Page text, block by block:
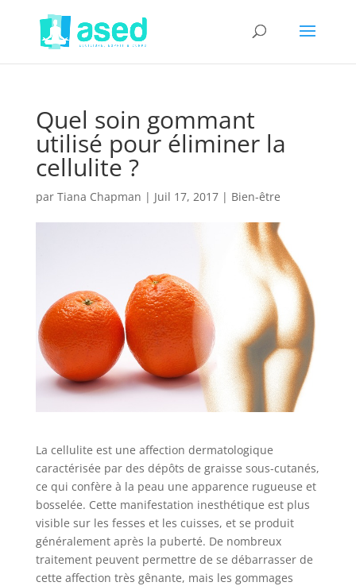
Quel soin gommant
utilisé pour éliminer la
cellulite ?
par Tiana Chapman | Juil 17, 2017| Bien-être
La cellulite est une affection dermatologique
caractérisée par des dépôts de graisse sous-cutanés,
ce qui confère à la peau une apparence rugueuse et
bosselée. Cette manifestation inesthétique est plus
visible sur les fesses et les cuisses, et se produit
généralement après la puberté. De nombreux
traitement peuvent permettre de se débarrasser de
cette affection très gênante, mais les gommages